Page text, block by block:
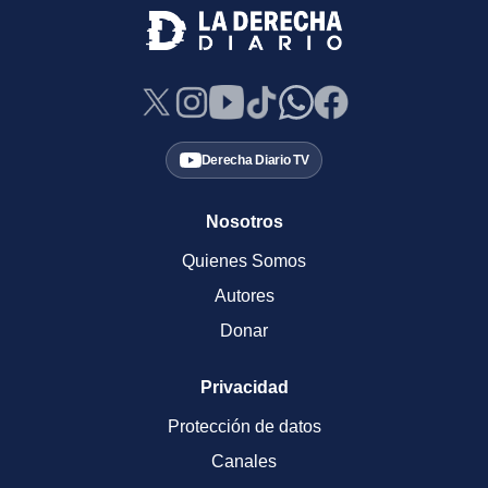
Derecha Diario TV
Nosotros
Quienes Somos
Autores
Donar
Privacidad
Protección de datos
Canales